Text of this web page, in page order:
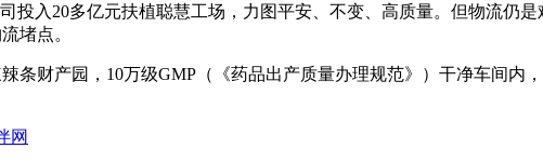
入20多亿元扶植聪慧工场，力图平安、不变、高质量。但物流仍
堵点。
财产园，10万级GMP（《药品出产质量办理规范》）干净车间内
网